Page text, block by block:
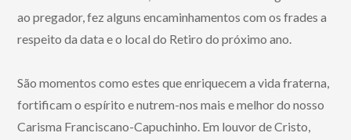
ao pregador, fez alguns encaminhamentos com os frades a
respeito da data e o local do Retiro do próximo ano.
São momentos como estes que enriquecem a vida fraterna,
fortificam o espírito e nutrem-nos mais e melhor do nosso
Carisma Franciscano-Capuchinho. Em louvor de Cristo,